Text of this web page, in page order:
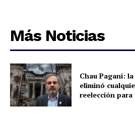
Más Noticias
Chau Pagani:
eliminó
reelección